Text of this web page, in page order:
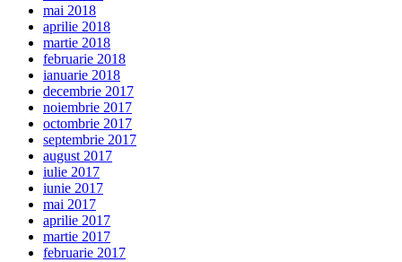
mai 2018
aprilie 2018
martie 2018
februarie 2018
ianuarie 2018
decembrie 2017
noiembrie 2017
octombrie 2017
septembrie 2017
august 2017
iulie 2017
iunie 2017
mai 2017
aprilie 2017
martie 2017
februarie 2017